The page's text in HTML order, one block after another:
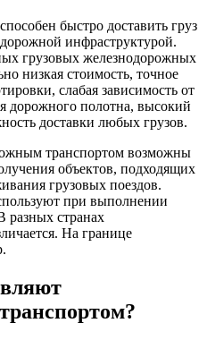
быстро доставить груз
инфраструктурой.
грузовых железнодорожных
низкая стоимость, точное
слабая зависимость от
дорожного полотна, высокий
доставки любых грузов.
транспортом возможны
объектов, подходящих
грузовых поездов.
при выполнении
разных странах
На границе